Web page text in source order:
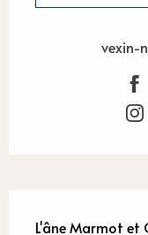
vexin-
L'âne Marmot et